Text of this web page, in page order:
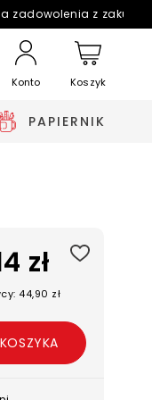
zadowolenia z
Konto Koszyk
PAPIERNIK
zł
44,90 zł